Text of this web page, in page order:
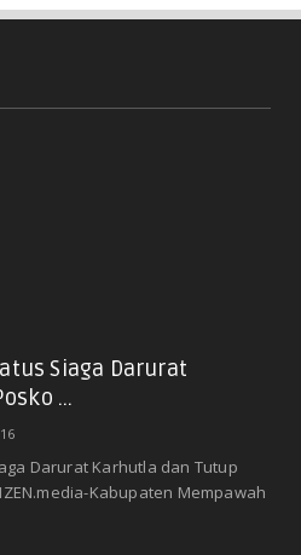
Siaga Darurat
...
Darurat Karhutla dan Tutup
Kabupaten Mempawah